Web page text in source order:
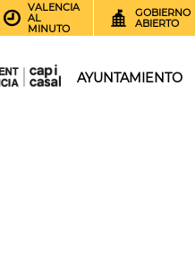
VALENCIA
AL
MINUTO
GOBIERNO
ABIERTO
AYUNTAMIENTO